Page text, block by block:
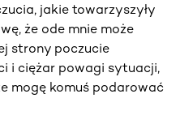
jakie towarzyszyły
że ode mnie może
strony poczucie
i ciężar powagi sytuacji,
mogę komuś podarować